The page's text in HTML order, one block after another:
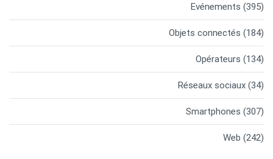
Evénements (395)
Objets connectés (184)
Opérateurs (134)
Réseaux sociaux (34)
Smartphones (307)
Web (242)